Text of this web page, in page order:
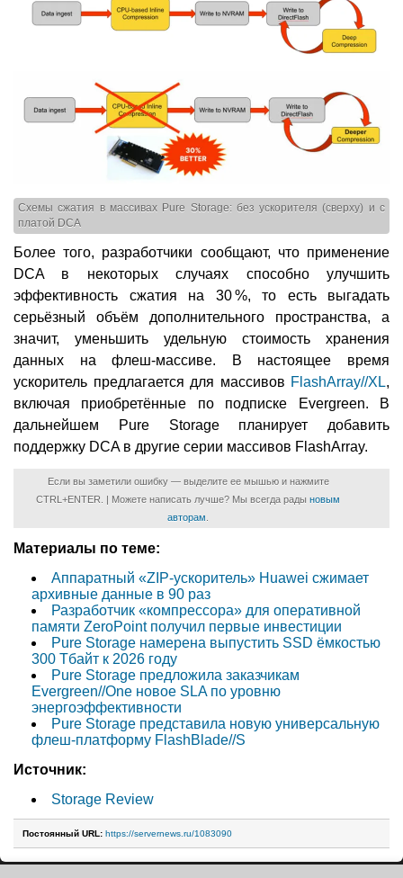
Схемы сжатия в массивах Pure Storage: без ускорителя (сверху) и с
платой DCA
Более того, разработчики сообщают, что применение
DCA в некоторых случаях способно улучшить
эффективность сжатия на 30 %, то есть выгадать
серьёзный объём дополнительного пространства, а
значит, уменьшить удельную стоимость хранения
данных на флеш-массиве. В настоящее время
ускоритель предлагается для массивов FlashArray//XL,
включая приобретённые по подписке Evergreen. В
дальнейшем Pure Storage планирует добавить
поддержку DCA в другие серии массивов FlashArray.
Если вы заметили ошибку — выделите ее мышью и нажмите
CTRL+ENTER. | Можете написать лучше? Мы всегда рады новым
авторам
Материалы по теме:
Аппаратный «ZIP-ускоритель» Huawei сжимает
архивные данные в 90 раз
Разработчик «компрессора» для оперативной
памяти ZeroPoint получил первые инвестиции
Pure Storage намерена выпустить SSD ёмкостью
300 Тбайт к 2026 году
Pure Storage предложила заказчикам
Evergreen//One новое SLA по уровню
энергоэффективности
Pure Storage представила новую универсальную
флеш-платформу FlashBlade//S
Источник:
Storage Review
Постоянный URL: https://servernews.ru/1083090